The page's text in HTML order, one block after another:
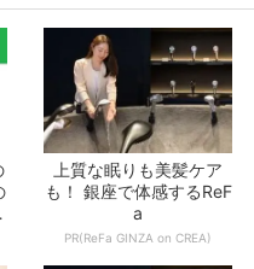
上質な眠りも美髪ケア
も！ 銀座で体感するReF
a
PR(ReFa GINZA on CREA)